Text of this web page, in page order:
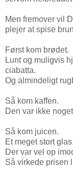
Men fremover vil
plejer at spise
Først kom brødet.
Lunt og muligvis
ciabatta.
Og almindeligt
Så kom kaffen.
Den var ikke
Så kom juicen.
Et meget stort glas.
Der var vel op
Så virkede prisen